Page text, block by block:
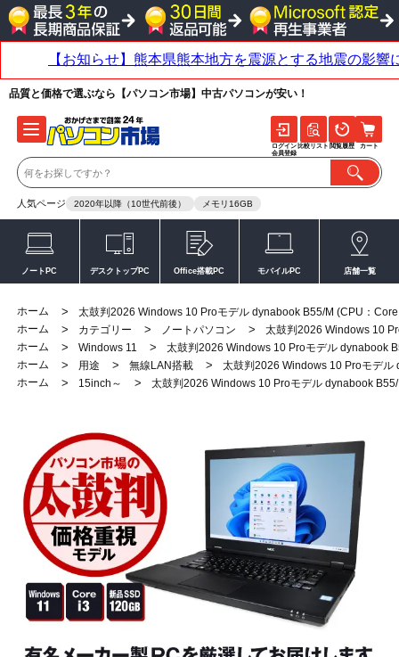
品質と価格で選ぶなら【パソコン市場】中古パソコンが安い！
人気ページ 2020年以降（10世代前後） メモリ16GB
ログイン
会員登録
比較リスト 閲覧履歴 カート
ノートPC デスクトップPC Office搭載PC モバイルPC 店舗一覧
ホーム >
太鼓判2026 Windows 10 Proモデル dynabook B55/M (CPU：
ホーム
> カテゴリー > ノートパソコン >
太鼓判2026 Windows 10
ホーム
> Windows 11 >
太鼓判2026 Windows 10 Proモデル dynabook
ホーム
> 用途 > 無線LAN搭載 >
太鼓判2026 Windows 10 Proモデル
ホーム
> 15inch～ > 太鼓判2026 Windows 10 Proモデル dynabook